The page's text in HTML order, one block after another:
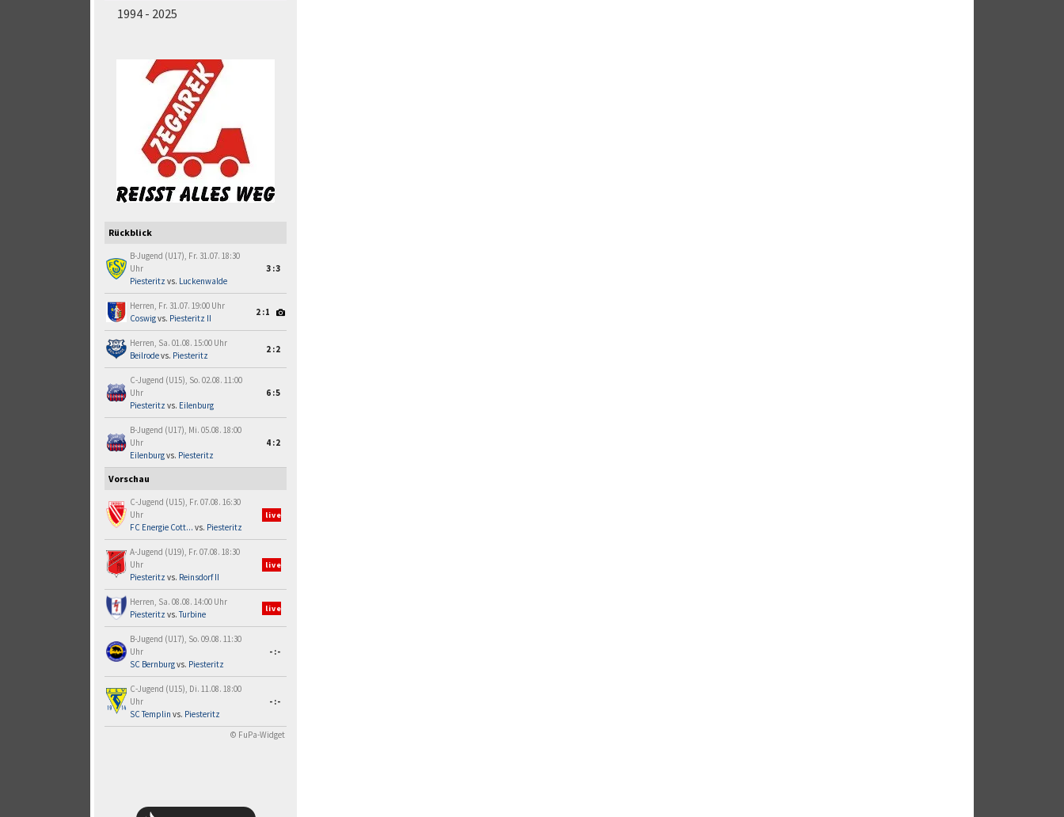
1994 - 2025
Rückblick
B-Jugend (U17), Fr. 31.07. 18:30
Uhr
Piesteritz vs. Luckenwalde
3:3
Herren, Fr. 31.07. 19:00 Uhr
Coswigvs. Piesteritz II
2:1
Herren, Sa. 01.08. 15:00 Uhr
Beilrodevs. Piesteritz
2:2
C-Jugend (U15), So. 02.08. 11:00
Uhr
Piesteritz vs. Eilenburg
6:5
B-Jugend (U17), Mi. 05.08. 18:00
Uhr
Eilenburgvs. Piesteritz
4:2
Vorschau
C-Jugend (U15), Fr. 07.08. 16:30
Uhr
FC Energie Cott... vs. Piesteritz
live
A-Jugend (U19), Fr. 07.08. 18:30
Uhr
Piesteritz vs. Reinsdorf II
live
Herren, Sa. 08.08. 14:00 Uhr
Piesteritz vs.Turbine
live
B-Jugend (U17), So. 09.08. 11:30
Uhr
SC Bernburgvs. Piesteritz
-:-
C-Jugend (U15), Di. 11.08. 18:00
Uhr
SC Templin vs. Piesteritz
-:-
© FuPa-Widget